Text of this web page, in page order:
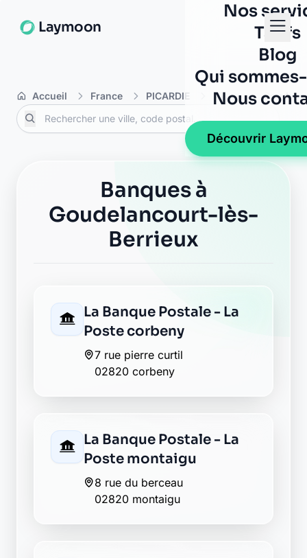
Laymoon
Nos
Tarifs
Blog
Qui
Nous
Découvrir
Accueil France PICARDIE Aisne
Banques à
Goudelancourt-lès-
Berrieux
La Banque Postale - La
Poste corbeny
7 rue pierre curtil
02820 corbeny
La Banque Postale - La
Poste montaigu
8 rue du berceau
02820 montaigu